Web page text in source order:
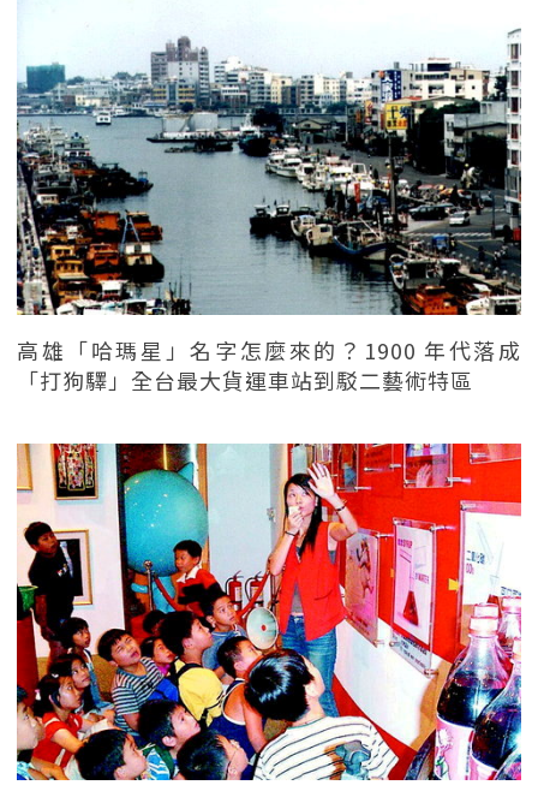
高雄「哈瑪星」名字怎麼來的？1900 年代落成
「打狗驛」全台最大貨運車站到駁二藝術特區